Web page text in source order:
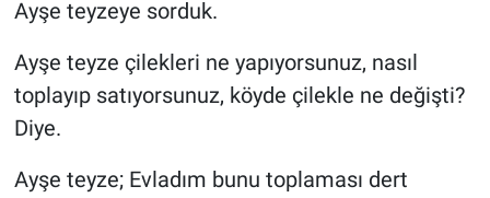
Ayşe teyzeye sorduk.
Ayşe teyze çilekleri ne yapıyorsunuz, nasıl
toplayıp satıyorsunuz, köyde çilekle ne değişti?
Diye.
Ayşe teyze; Evladım bunu toplaması dert